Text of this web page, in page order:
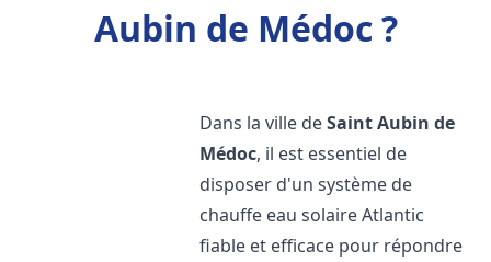
Aubin de Médoc ?
Dans la ville deSaint Aubin de
Médoc, il est essentiel de
disposer d'un système de
chauffe eau solaire Atlantic
fiable et efficace pour répondre